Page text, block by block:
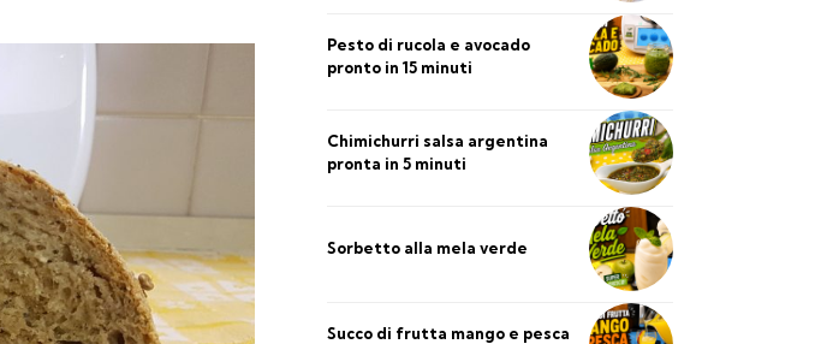
Pesto di rucola e avocado
pronto in 15 minuti
Chimichurri salsa argentina
pronta in 5 minuti
Sorbetto alla mela verde
Succo di frutta mango e pesca